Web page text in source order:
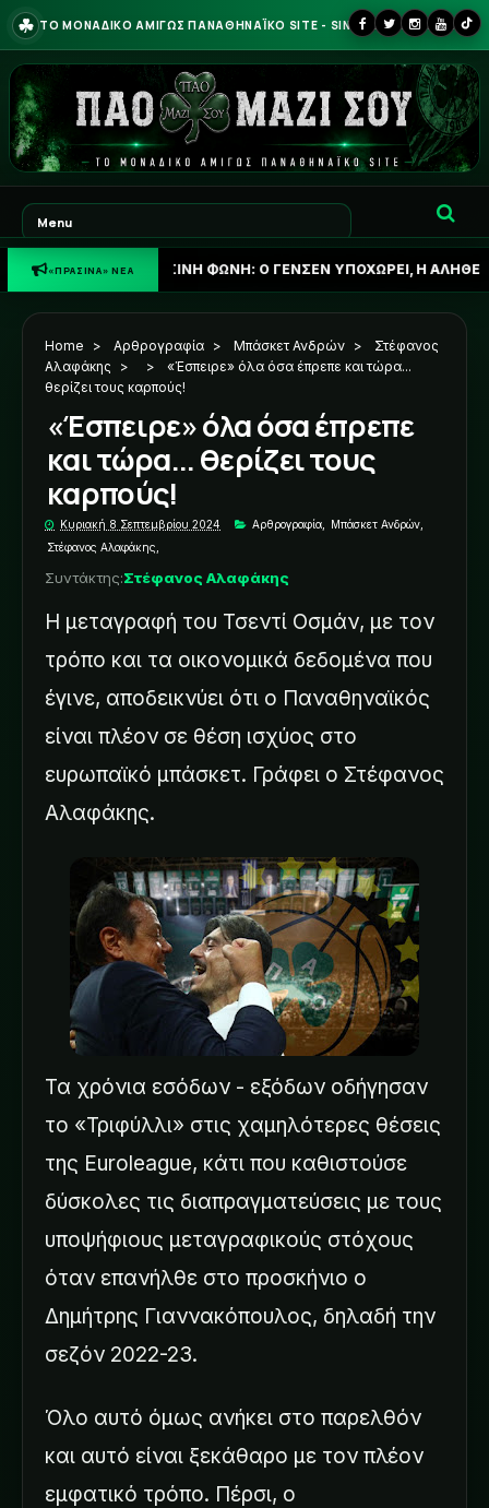
☘ ΤΟ ΜΟΝΑΔΙΚΟ ΑΜΙΓΩΣ ΠΑΝΑΘΗΝΑΪΚΟ SITE - SINCE 2013
«ΠΡΑΣΙΝΑ» ΝΕΑ
ΠΡΑΣΙΝΗ ΦΩΝΗ: Ο ΓΕΝΣΕΝ ΥΠΟΧΩΡΕΙ, Η ΑΛΗΘΕΙΑ ΓΙΑ
Home > Αρθρογραφία > Μπάσκετ Ανδρών >
Στέφανος
Αλαφάκης
> >
«Έσπειρε» όλα όσα έπρεπε και τώρα...
θερίζει τους καρπούς!
«Έσπειρε» όλα όσα έπρεπε
και τώρα... θερίζει τους
καρπούς!
Κυριακή 8 Σεπτεμβρίου 2024 Αρθρογραφία Μπάσκετ Ανδρών
Στέφανος Αλαφάκης
Συντάκτης:Στέφανος Αλαφάκης
Η μεταγραφή του Τσεντί Οσμάν, με τον
τρόπο και τα οικονομικά δεδομένα που
έγινε, αποδεικνύει ότι ο Παναθηναϊκός
είναι πλέον σε θέση ισχύος στο
ευρωπαϊκό μπάσκετ. Γράφει ο Στέφανος
Αλαφάκης.
Τα χρόνια εσόδων - εξόδων οδήγησαν
το «Τριφύλλι» στις χαμηλότερες θέσεις
της Euroleague, κάτι που καθιστούσε
δύσκολες τις διαπραγματεύσεις με τους
υποψήφιους μεταγραφικούς στόχους
όταν επανήλθε στο προσκήνιο ο
Δημήτρης Γιαννακόπουλος, δηλαδή την
σεζόν 2022-23.
Όλο αυτό όμως ανήκει στο παρελθόν
και αυτό είναι ξεκάθαρο με τον πλέον
εμφατικό τρόπο. Πέρσι, ο